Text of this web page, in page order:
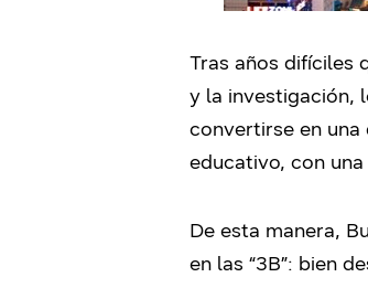
Tras años difíciles
y la investigación,
convertirse en
educativo, con
De esta manera,
en las “3B”: bien